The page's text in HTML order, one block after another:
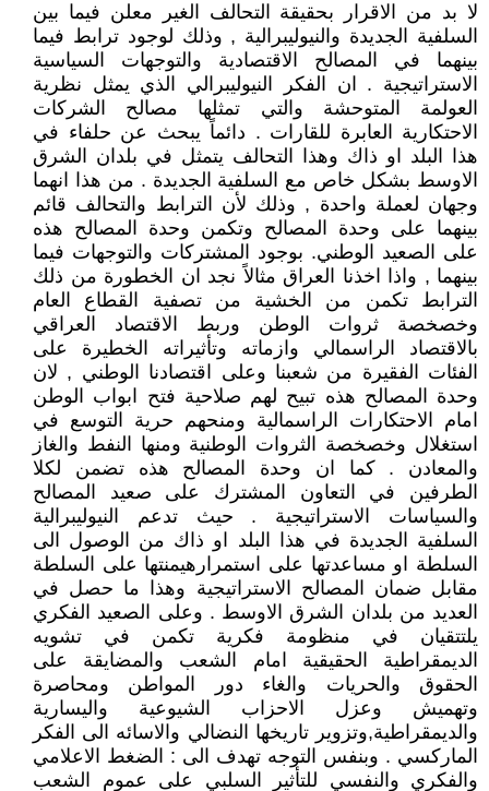
لا بد من الاقرار بحقيقة التحالف الغير معلن فيما بين
السلفية الجديدة والنيوليبرالية , وذلك لوجود ترابط فيما
بينهما في المصالح الاقتصادية والتوجهات السياسية
الاستراتيجية . ان الفكر النيوليبرالي الذي يمثل نظرية
العولمة المتوحشة والتي تمثلها مصالح الشركات
الاحتكارية العابرة للقارات . دائماً يبحث عن حلفاء في
هذا البلد او ذاك وهذا التحالف يتمثل في بلدان الشرق
الاوسط بشكل خاص مع السلفية الجديدة . من هذا انهما
وجهان لعملة واحدة , وذلك لأن الترابط والتحالف قائم
بينهما على وحدة المصالح وتكمن وحدة المصالح هذه
على الصعيد الوطني. بوجود المشتركات والتوجهات فيما
بينهما , واذا اخذنا العراق مثالاً نجد ان الخطورة من ذلك
الترابط تكمن من الخشية من تصفية القطاع العام
وخصخصة ثروات الوطن وربط الاقتصاد العراقي
بالاقتصاد الراسمالي وازماته وتأثيراته الخطيرة على
الفئات الفقيرة من شعبنا وعلى اقتصادنا الوطني , لان
وحدة المصالح هذه تبيح لهم صلاحية فتح ابواب الوطن
امام الاحتكارات الراسمالية ومنحهم حرية التوسع في
استغلال وخصخصة الثروات الوطنية ومنها النفط والغاز
والمعادن . كما ان وحدة المصالح هذه تضمن لكلا
الطرفين في التعاون المشترك على صعيد المصالح
والسياسات الاستراتيجية . حيث تدعم النيوليبرالية
السلفية الجديدة في هذا البلد او ذاك من الوصول الى
السلطة او مساعدتها على استمرارهيمنتها على السلطة
مقابل ضمان المصالح الاستراتيجية وهذا ما حصل في
العديد من بلدان الشرق الاوسط . وعلى الصعيد الفكري
يلتتقيان في منظومة فكرية تكمن في تشويه
الديمقراطية الحقيقية امام الشعب والمضايقة على
الحقوق والحريات والغاء دور المواطن ومحاصرة
وتهميش وعزل الاحزاب الشيوعية واليسارية
والديمقراطية,وتزوير تاريخها النضالي والاسائه الى الفكر
الماركسي . وبنفس التوجه تهدف الى : الضغط الاعلامي
والفكري والنفسي للتأثير السلبي على عموم الشعب